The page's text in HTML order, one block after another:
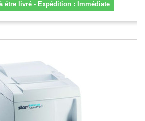
être livré - Expédition : Immédiate